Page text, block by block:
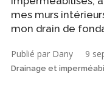
mes murs
mon drain de
Publié par Dany 9
Drainage et